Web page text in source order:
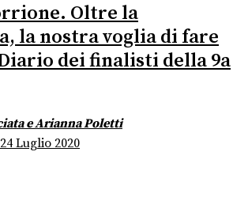
Oltre la
la nostra voglia di fare
dei finalisti della 9a
e Arianna Poletti
24 Luglio 2020